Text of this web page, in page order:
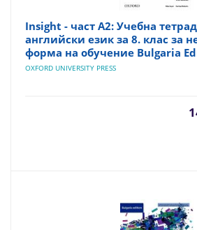
Insight - част A2: Учебна
английски език за 8. клас за
форма на обучение Bulgaria
OXFORD UNIVERSITY PRESS